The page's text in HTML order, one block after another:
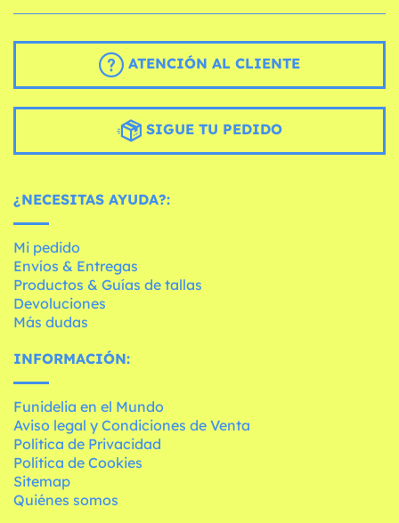
ATENCIÓN AL CLIENTE
SIGUE TU PEDIDO
¿NECESITAS AYUDA?:
Mi pedido
Envíos & Entregas
Productos & Guías de tallas
Devoluciones
Más dudas
INFORMACIÓN:
Funidelia en el Mundo
Aviso legal y Condiciones de Venta
Política de Privacidad
Política de Cookies
Sitemap
Quiénes somos